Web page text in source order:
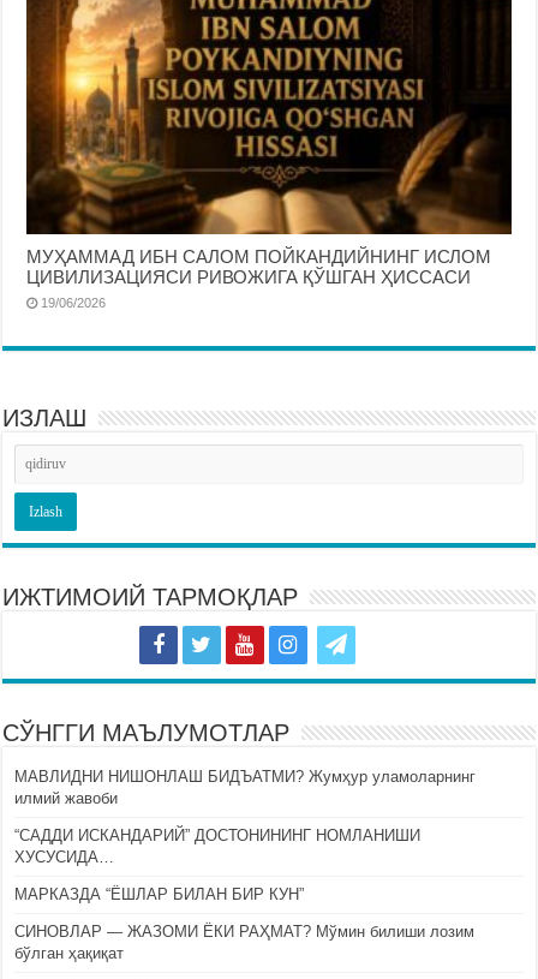
МУҲАММАД ИБН САЛОМ ПОЙКАНДИЙНИНГ ИСЛОМ
ЦИВИЛИЗАЦИЯСИ РИВОЖИГА ҚЎШГАН ҲИССАСИ
19/06/2026
ИЗЛАШ
ИЖТИМОИЙ ТАРМОҚЛАР
СЎНГГИ МАЪЛУМОТЛАР
МАВЛИДНИ НИШОНЛАШ БИДЪАТМИ? Жумҳур уламоларнинг
илмий жавоби
“САДДИ ИСКАНДАРИЙ” ДОСТОНИНИНГ НОМЛАНИШИ
ХУСУСИДА…
МАРКАЗДА “ЁШЛАР БИЛАН БИР КУН”
СИНОВЛАР — ЖАЗОМИ ЁКИ РАҲМАТ? Мўмин билиши лозим
бўлган ҳақиқат